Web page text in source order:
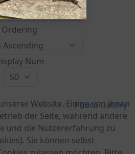
Ordering
Num
Powered byPhoca Gallery
Website. Einige von ihnen
der Seite, während andere
und die Nutzererfahrung zu
Sie können selbst